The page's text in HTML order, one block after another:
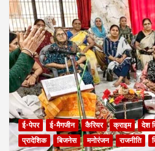
ई-पेपर ई-मैगजीन कैरियर क्राइम देश
प्रादेशिक
बिजनेस मनोरंजन राजनीति